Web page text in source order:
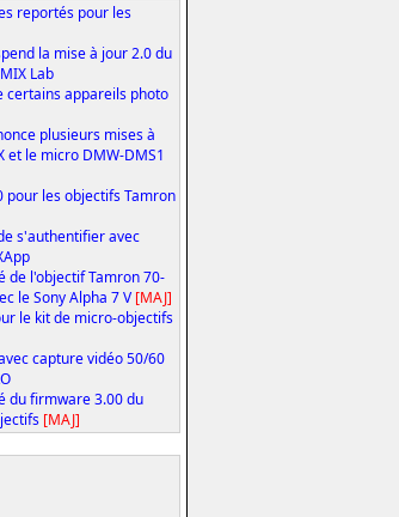
reportés pour les
la mise à jour 2.0 du
Lab
certains appareils photo
plusieurs mises à
et le micro DMW-DMS1
pour les objectifs Tamron
s'authentifier avec
de l'objectif Tamron 70-
le Sony Alpha 7 V [MAJ]
le kit de micro-objectifs
capture vidéo 50/60
du firmware 3.00 du
[MAJ]